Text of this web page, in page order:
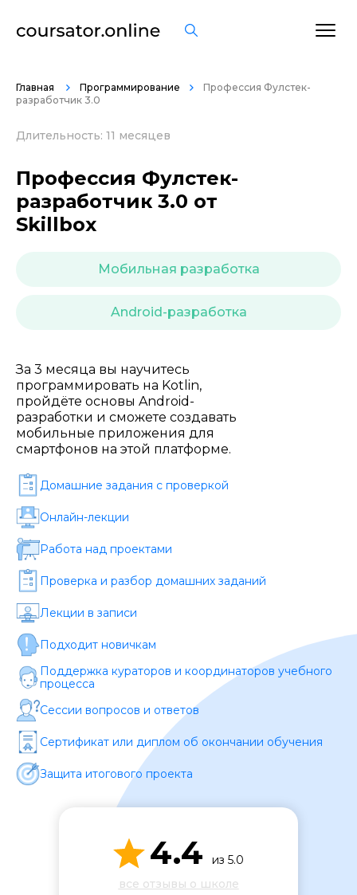
Главная Программирование
Профессия Фулстек-
разработчик 3.0
Длительность: 11 месяцев
Профессия Фулстек-
разработчик 3.0 от
Skillbox
Мобильная разработка
Android-разработка
За 3 месяца вы научитесь
программировать на Kotlin,
пройдёте основы Android-
разработки и сможете создавать
мобильные приложения для
смартфонов на этой платформе.
Домашние задания c проверкой
Онлайн-лекции
Работа над проектами
Проверка и разбор домашних заданий
Лекции в записи
Подходит новичкам
Поддержка кураторов и координаторов учебного
процесса
Сессии вопросов и ответов
Сертификат или диплом об окончании обучения
Защита итогового проекта
4.4
из 5.0
все отзывы о школе
Подача материала *
ОСТАВИТЬ ОТЗЫВ